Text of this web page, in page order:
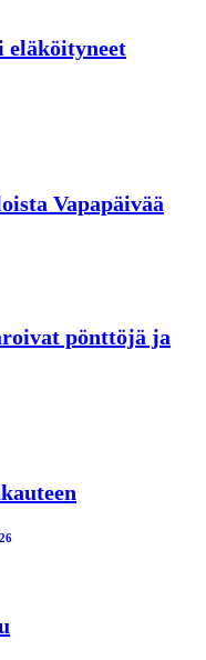
eläköityneet
Vapapäivää
pönttöjä ja